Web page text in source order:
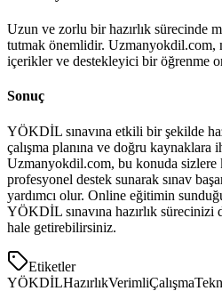
Uzun ve zorlu bir hazırlık sürecinde
tutmak önemlidir. Uzmanyokdil.com,
içerikler ve destekleyici bir öğrenme
Sonuç
YÖKDİL sınavına etkili bir şekilde
çalışma planına ve doğru kaynaklara
Uzmanyokdil.com, bu konuda sizlere
profesyonel destek sunarak sınav
yardımcı olur. Online eğitimin
YÖKDİL sınavına hazırlık sürecinizi
hale getirebilirsiniz.
Etiketler
YÖKDİLHazırlık